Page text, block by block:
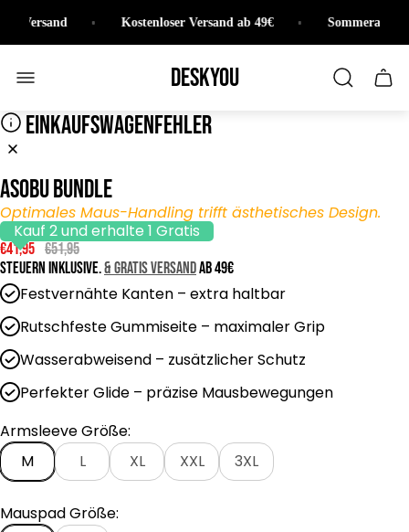
Versand Kostenloser Versand ab 49€
Laden-
Logo"
Deskyou
EINKAUFSWAGENFEHLER
Asobu Bundle
Optimales Maus-Handling trifft ästhetisches Design.
Kauf 2 und erhalte 1 Gratis
V
e
r
k
a
f
s
p
e
i
s
€41,95 R
e
g
l
r
e
r
P
r
i
€51,95
Steuern inklusive.& GRATIS Versandab 49€
Festvernähte Kanten – extra haltbar
Rutschfeste Gummiseite – maximaler Grip
Wasserabweisend – zusätzlicher Schutz
Perfekter Glide – präzise Mausbewegungen
Armsleeve Größe:
M
L XL XXL 3XL
Mauspad Größe: